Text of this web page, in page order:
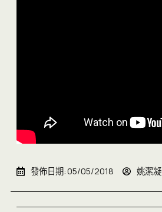
發佈日期:05/05/2018 姚潔凝